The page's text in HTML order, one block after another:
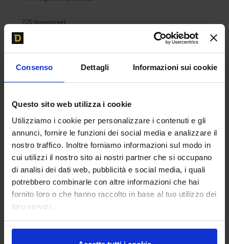
Consenso Dettagli Informazioni sui cookie
Questo sito web utilizza i cookie
Utilizziamo i cookie per personalizzare i contenuti e gli
annunci, fornire le funzioni dei social media e analizzare il
nostro traffico. Inoltre forniamo informazioni sul modo in
cui utilizzi il nostro sito ai nostri partner che si occupano
di analisi dei dati web, pubblicità e social media, i quali
potrebbero combinarle con altre informazioni che hai
fornito loro o che hanno raccolto in base al tuo utilizzo dei
loro servizi.
720 horsepower
B engineering EB110 Derived
Twin Turbo 3.8L V12
Rear Wheel Drive
Rear brakes- cross drilled and ventilated discs, abs/335mm/13in
Bugatti EB110 Carbon Fiber Monocoque Chassis
Hand Beaten Aluminium Body